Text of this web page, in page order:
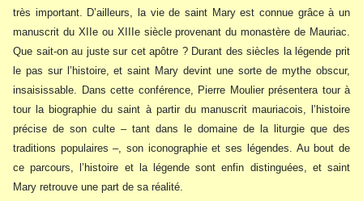
très important. D’ailleurs, la vie de saint Mary est connue grâce à un
manuscrit du XIIe ou XIIIe siècle provenant du monastère de Mauriac.
Que sait-on au juste sur cet apôtre ? Durant des siècles la légende prit
le pas sur l’histoire, et saint Mary devint une sorte de mythe obscur,
insaisissable. Dans cette conférence, Pierre Moulier présentera tour à
tour la biographie du saint à partir du manuscrit mauriacois, l’histoire
précise de son culte – tant dans le domaine de la liturgie que des
traditions populaires –, son iconographie et ses légendes. Au bout de
ce parcours, l’histoire et la légende sont enfin distinguées, et saint
Mary retrouve une part de sa réalité.